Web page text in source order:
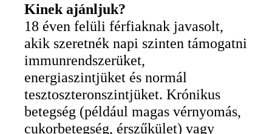
Kinek ajánljuk?
18 éven felüli férfiaknak javasolt,
akik szeretnék napi szinten támogatni
immunrendszerüket,
energiaszintjüket és normál
tesztoszteronszintjüket. Krónikus
betegség (például magas vérnyomás,
cukorbetegség, érszűkület) vagy